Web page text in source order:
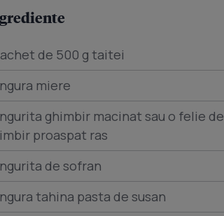
de 500 g taitei
miere
ghimbir macinat sau o felie de
proaspat ras
de sofran
tahina pasta de susan